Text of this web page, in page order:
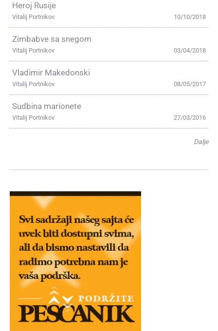
Heroj Rusije
10/10/2018
Vitalij Portnikov
Zimbabve sa snegom
03/04/2018
Vitalij Portnikov
Vladimir Makedonski
08/05/2017
Vitalij Portnikov
Sudbina marionete
27/03/2016
Vitalij Portnikov
Dalje